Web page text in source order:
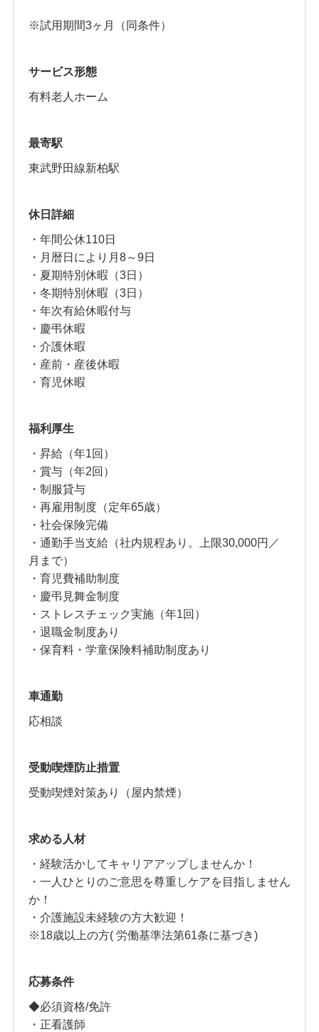
※試用期間3ヶ月（同条件）
サービス形態
有料老人ホーム
最寄駅
東武野田線新柏駅
休日詳細
・年間公休110日
・月暦日により月8～9日
・夏期特別休暇（3日）
・冬期特別休暇（3日）
・年次有給休暇付与
・慶弔休暇
・介護休暇
・産前・産後休暇
・育児休暇
福利厚生
・昇給（年1回）
・賞与（年2回）
・制服貸与
・再雇用制度（定年65歳）
・社会保険完備
・通勤手当支給（社内規程あり。上限30,000円／
月まで）
・育児費補助制度
・慶弔見舞金制度
・ストレスチェック実施（年1回）
・退職金制度あり
・保育料・学童保険料補助制度あり
車通勤
応相談
受動喫煙防止措置
受動喫煙対策あり（屋内禁煙）
求める人材
・経験活かしてキャリアアップしませんか！
・一人ひとりのご意思を尊重しケアを目指しません
か！
・介護施設未経験の方大歓迎！
※18歳以上の方( 労働基準法第61条に基づき)
応募条件
◆必須資格/免許
・正看護師